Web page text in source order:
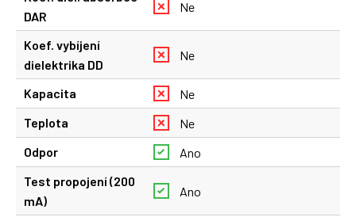
DAR
Ne
Koef. vybíjení
dielektrika DD
Ne
Kapacita
Ne
Teplota
Ne
Odpor
Ano
Test propojení (200
mA)
Ano